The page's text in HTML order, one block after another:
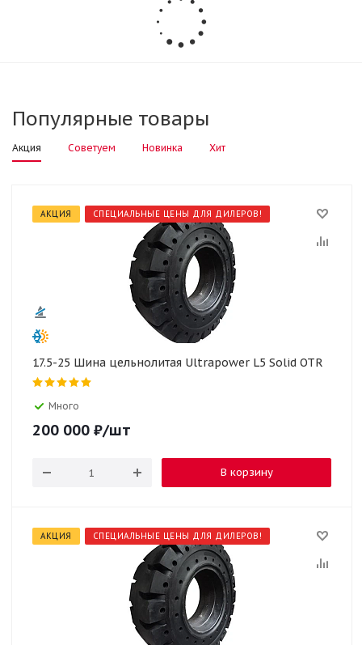
Популярные товары
Акция Советуем Новинка Хит
АКЦИЯ СПЕЦИАЛЬНЫЕ ЦЕНЫ ДЛЯ ДИЛЕРОВ!
17.5-25 Шина цельнолитая Ultrapower L5 Solid OTR
Много
200 000 ₽/шт
В корзину
АКЦИЯ СПЕЦИАЛЬНЫЕ ЦЕНЫ ДЛЯ ДИЛЕРОВ!